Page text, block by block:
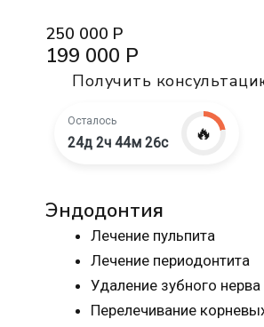
250 000 Р
199 000 Р
Получить
Осталось
24д 2ч 44м 25с 🔥
Эндодонтия
Лечение пульпита
Лечение периодонтита
Удаление зубного нерва
Перелечивание